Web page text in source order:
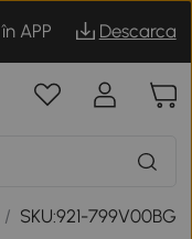
APP Descarca
/ SKU:921-799V00BG